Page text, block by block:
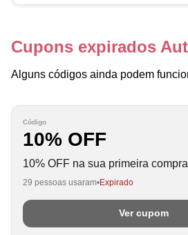
Cupons expirados
Alguns códigos ainda podem
Código
10% OFF
10% OFF na sua primeira
29 pessoas usaram Expirado
Ver cupom